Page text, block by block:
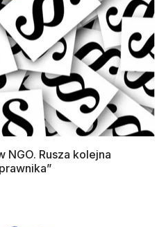
NGO. Rusza kolejna